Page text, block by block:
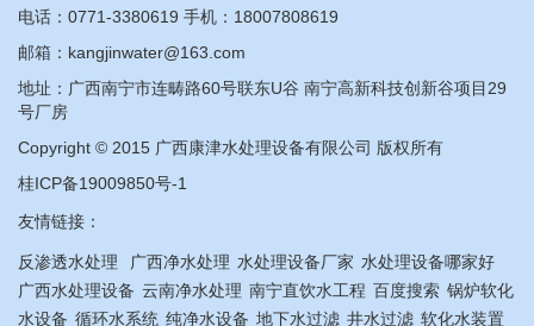
电话： 0771-3380619 手机： 18007808619
邮箱：kangjinwater@163.com
地址：广西南宁市连畴路60号联东U谷 南宁高新科技创新谷项目29
号厂房
Copyright © 2015 广西康津水处理设备有限公司 版权所有
桂ICP备19009850号-1
友情链接：
反渗透水处理 广西净水处理 水处理设备厂家 水处理设备哪家好
广西水处理设备 云南净水处理 南宁直饮水工程 百度搜索 锅炉软化
水设备 循环水系统 纯净水设备 地下水过滤 井水过滤 软化水装置